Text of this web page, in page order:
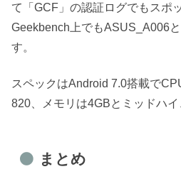
て「GCF」の認証ログでもスポ
Geekbench上でもASUS_A006
す。
スペックはAndroid 7.0搭載で
820、メモリは4GBとミッドハイ
まとめ